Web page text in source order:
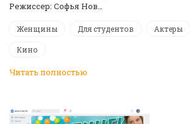
Режиссер: Софья Нов…
Женщины Для студентов Актеры
Кино
Читать полностью